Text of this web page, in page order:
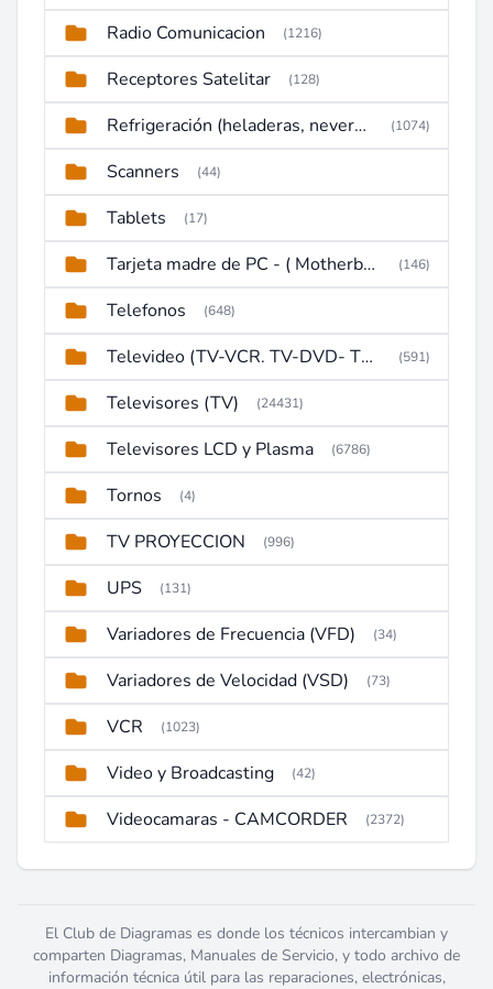
Radio Comunicacion (1216)
Receptores Satelitar (128)
Refrigeración (heladeras, neveras, congeladores) (1074)
Scanners (44)
Tablets (17)
Tarjeta madre de PC - ( Motherboard ) (146)
Telefonos (648)
Televideo (TV-VCR. TV-DVD- TV-DVD-VCR) (591)
Televisores (TV) (24431)
Televisores LCD y Plasma (6786)
Tornos (4)
TV PROYECCION (996)
UPS (131)
Variadores de Frecuencia (VFD) (34)
Variadores de Velocidad (VSD) (73)
VCR (1023)
Video y Broadcasting (42)
Videocamaras - CAMCORDER (2372)
El Club de Diagramas es donde los técnicos intercambian y
comparten Diagramas, Manuales de Servicio, y todo archivo de
información técnica útil para las reparaciones, electrónicas,